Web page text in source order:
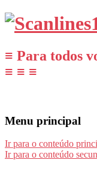
≡ Para todos
≡ ≡ ≡
Menu principal
Ir para o conteúdo
Ir para o conteúdo